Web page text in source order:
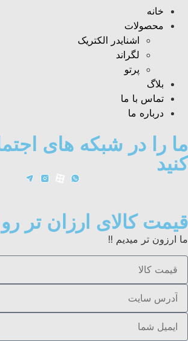
خانه
محصولات
اشنایدر الکتریک
لگراند
پرتو
بلاگ
تماس با ما
درباره ما
ما را در شبکه های
کنید
قیمت کالای ارزان تر
ما ارزون تر میدیم !!